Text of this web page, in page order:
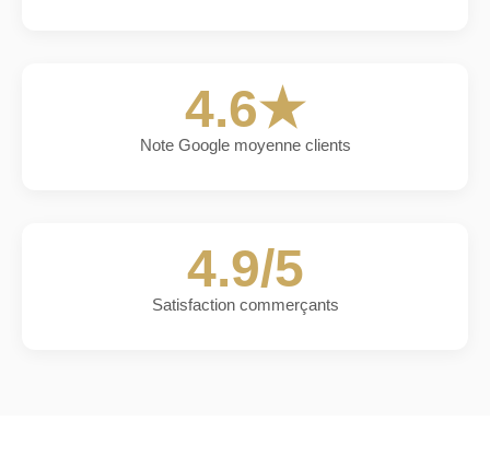
4.6★
Note Google moyenne clients
4.9/5
Satisfaction commerçants